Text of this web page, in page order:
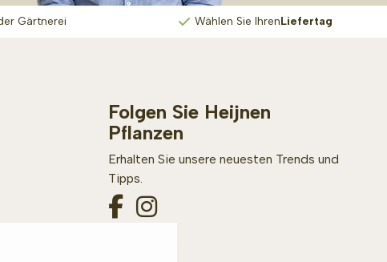
Gärtnerei Wählen Sie IhrenLiefertag
Folgen Sie Heijnen
Pflanzen
Erhalten Sie unsere neuesten Trends und
Tipps.